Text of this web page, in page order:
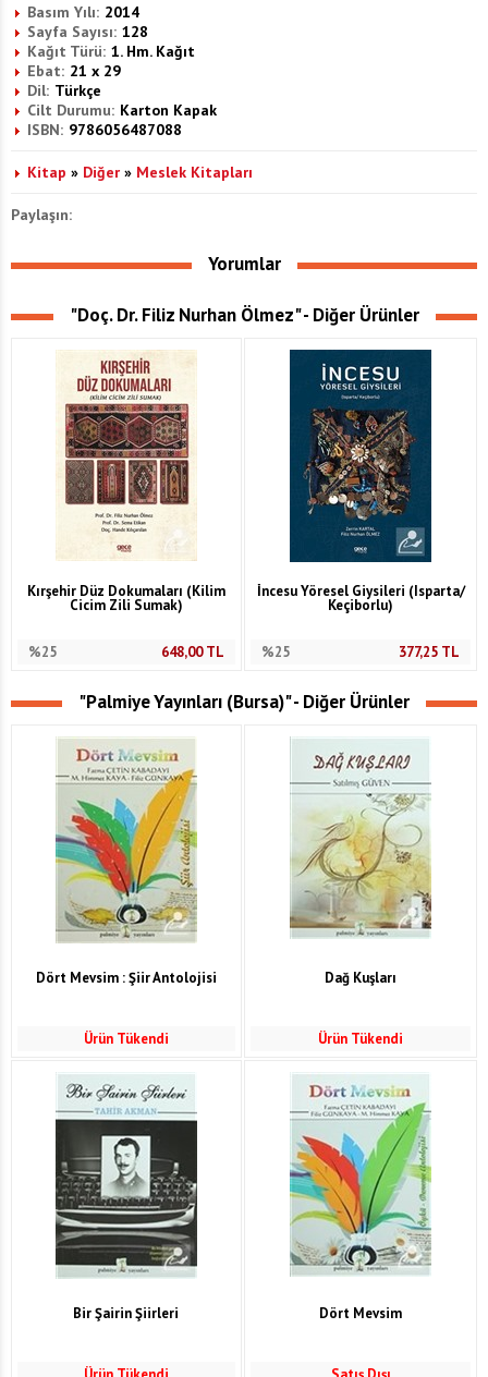
Basım Yılı: 2014
Sayfa Sayısı: 128
Kağıt Türü: 1. Hm. Kağıt
Ebat: 21 x 29
Dil: Türkçe
Cilt Durumu: Karton Kapak
ISBN: 9786056487088
Kitap » Diğer » Meslek Kitapları
Paylaşın:
Yorumlar
"Doç. Dr. Filiz Nurhan Ölmez" - Diğer Ürünler
Kırşehir Düz Dokumaları (Kilim
Cicim Zili Sumak)
%25 648,00TL
İncesu Yöresel Giysileri (Isparta/
Keçiborlu)
%25 377,25 TL
"Palmiye Yayınları (Bursa)" - Diğer Ürünler
Dört Mevsim : Şiir Antolojisi
Ürün Tükendi
Dağ Kuşları
Ürün Tükendi
Bir Şairin Şiirleri Dört Mevsim